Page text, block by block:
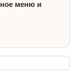
меню и